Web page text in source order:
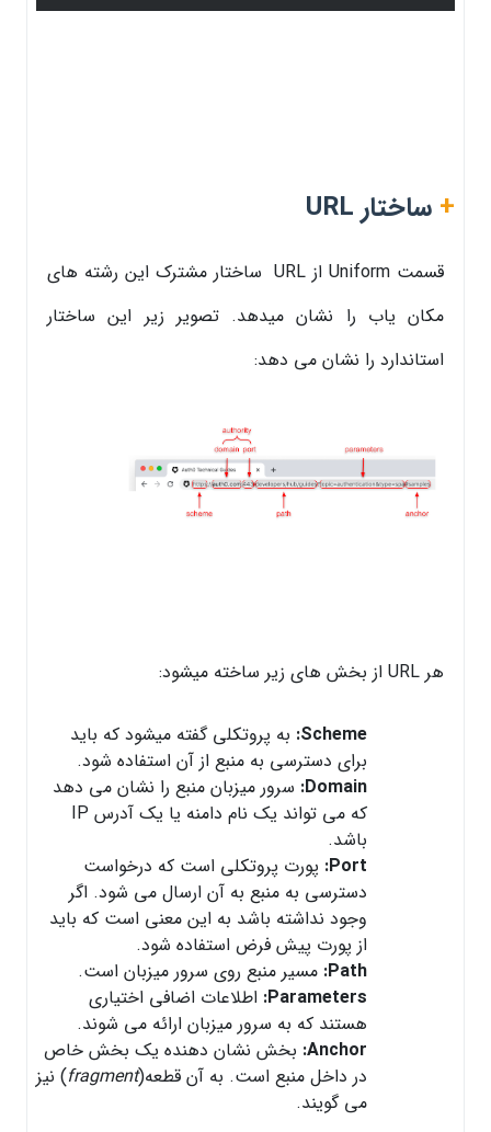
+ ساختار URL
قسمت Uniform از URL ساختار مشترک این رشته های
مکان یاب را نشان میدهد. تصویر زیر این ساختار
استاندارد را نشان می دهد:
هر URL از بخش های زیر ساخته میشود:
Scheme: به پروتکلی گفته میشود که باید
برای دسترسی به منبع از آن استفاده شود.
Domain: سرور میزبان منبع را نشان می دهد
که می تواند یک نام دامنه یا یک آدرس IP
باشد.
Port: پورت پروتکلی است که درخواست
دسترسی به منبع به آن ارسال می شود. اگر
وجود نداشته باشد به این معنی است که باید
از پورت پیش فرض استفاده شود.
Path: مسیر منبع روی سرور میزبان است.
Parameters: اطلاعات اضافی اختیاری
هستند که به سرور میزبان ارائه می شوند.
Anchor: بخش نشان دهنده یک بخش خاص
در داخل منبع است. به آن قطعه(fragment) نیز
می گویند.